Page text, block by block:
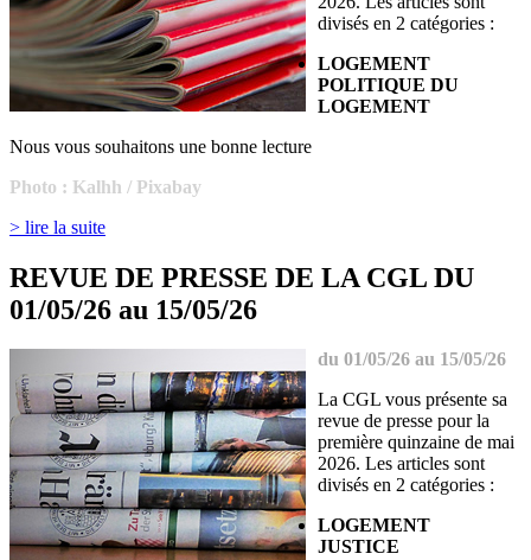
divisés en 2 catégories :
LOGEMENT
POLITIQUE DU
LOGEMENT
Nous vous souhaitons une bonne lecture
Photo : Kalhh / Pixabay
> lire la suite
REVUE DE PRESSE DE LA CGL DU
01/05/26 au 15/05/26
du 01/05/26 au 15/05/26
La CGL vous présente sa
revue de presse pour la
première quinzaine de mai
2026. Les articles sont
divisés en 2 catégories :
LOGEMENT
JUSTICE